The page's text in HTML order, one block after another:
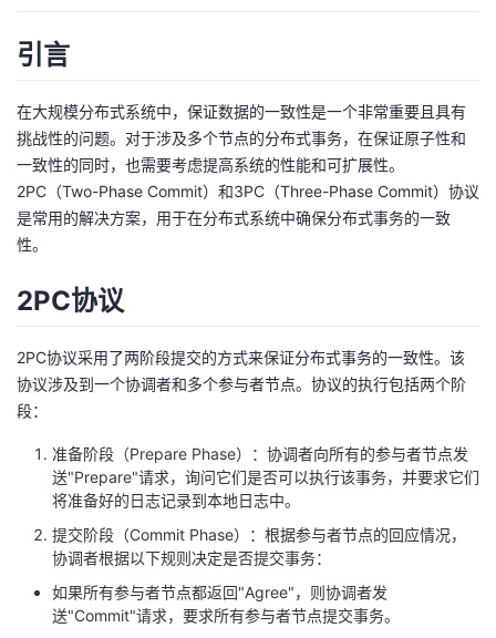
者
我
的
博
我
的
我
子
直
播
的
活
动
我
的
关
注
发
者
学
堂
课
程
的
认
证
我
的
实
验
我
的
收
藏
Programs
的
支
持
我
术
持
云
建
议
引言
在大规模分布式系统中，保证数据的一致性是一个非常重要且具有
挑战性的问题。对于涉及多个节点的分布式事务，在保证原子性和
一致性的同时，也需要考虑提高系统的性能和可扩展性。
2PC（Two-Phase Commit）和3PC（Three-Phase Commit）协议
是常用的解决方案，用于在分布式系统中确保分布式事务的一致
性。
2PC协议
2PC协议采用了两阶段提交的方式来保证分布式事务的一致性。该
协议涉及到一个协调者和多个参与者节点。协议的执行包括两个阶
段：
准备阶段（Prepare Phase）：协调者向所有的参与者节点发
送"Prepare"请求，询问它们是否可以执行该事务，并要求它们
将准备好的日志记录到本地日志中。
提交阶段（Commit Phase）：根据参与者节点的回应情况，
协调者根据以下规则决定是否提交事务：
如果所有参与者节点都返回"Agree"，则协调者发
送"Commit"请求，要求所有参与者节点提交事务。